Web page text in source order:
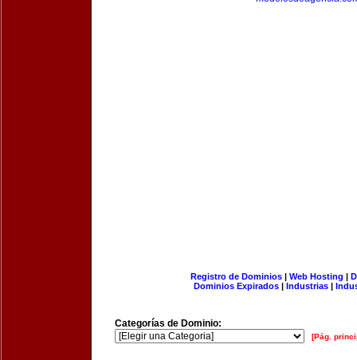
Registro de Dominios| Web Hosting |
Dominios Expirados | Industrias |
Categorías de Dominio:
[Pág.